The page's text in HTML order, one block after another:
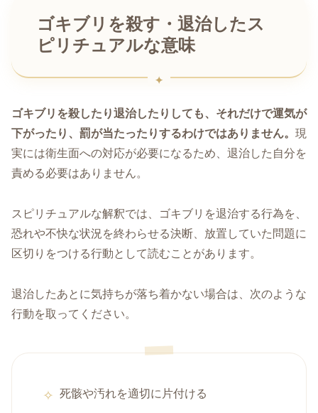
ゴキブリを殺す・退治したス
ピリチュアルな意味
ゴキブリを殺したり退治したりしても、それだけで運気が
下がったり、罰が当たったりするわけではありません。 現
実には衛生面への対応が必要になるため、退治した自分を
責める必要はありません。
スピリチュアルな解釈では、ゴキブリを退治する行為を、
恐れや不快な状況を終わらせる決断、放置していた問題に
区切りをつける行動として読むことがあります。
退治したあとに気持ちが落ち着かない場合は、次のような
行動を取ってください。
死骸や汚れを適切に片付ける